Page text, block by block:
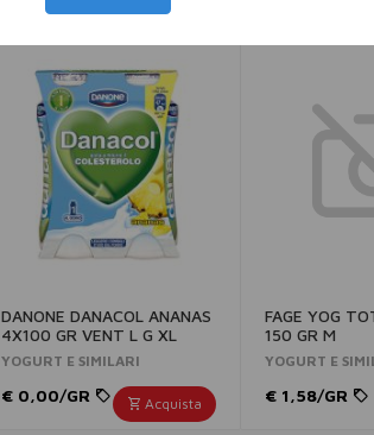
DANONE DANACOL ANANAS
4X100 GR VENT L G XL
YOGURT E SIMILARI
Acquista
€ 0,00/GR
FAGE YOG
150 GR M
YOGURT E
€ 1,58/GR